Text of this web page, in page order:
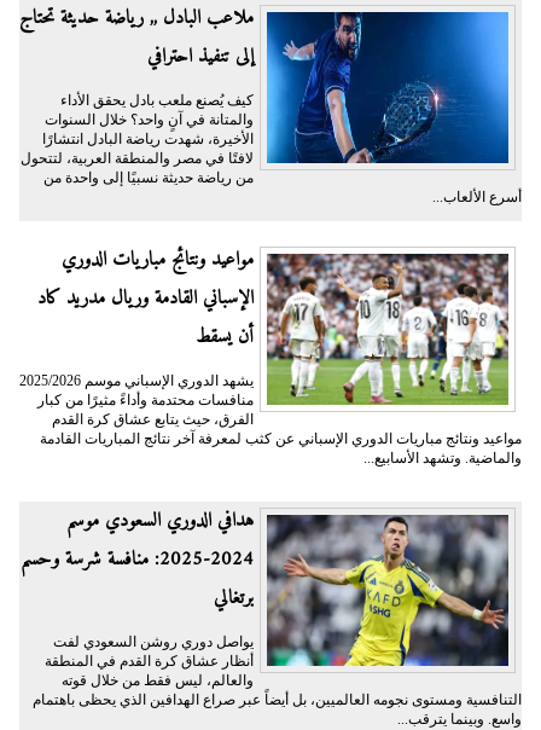
ملاعب البادل ,, رياضة حديثة تحتاج
إلى تنفيذ احترافي
كيف يُصنع ملعب بادل يحقق الأداء
والمتانة في آنٍ واحد؟ خلال السنوات
الأخيرة، شهدت رياضة البادل انتشارًا
لافتًا في مصر والمنطقة العربية، لتتحول
من رياضة حديثة نسبيًا إلى واحدة من
أسرع الألعاب...
مواعيد ونتائج مباريات الدوري
الإسباني القادمة وريال مدريد كاد
أن يسقط
يشهد الدوري الإسباني موسم 2025/2026
منافسات محتدمة وأداءً مثيرًا من كبار
الفرق، حيث يتابع عشاق كرة القدم
مواعيد ونتائج مباريات الدوري الإسباني عن كثب لمعرفة آخر نتائج المباريات القادمة
والماضية. وتشهد الأسابيع...
هدافي الدوري السعودي موسم
2024-2025: منافسة شرسة وحسم
برتغالي
يواصل دوري روشن السعودي لفت
أنظار عشاق كرة القدم في المنطقة
والعالم، ليس فقط من خلال قوته
التنافسية ومستوى نجومه العالميين، بل أيضاً عبر صراع الهدافين الذي يحظى باهتمام
واسع. وبينما يترقب...